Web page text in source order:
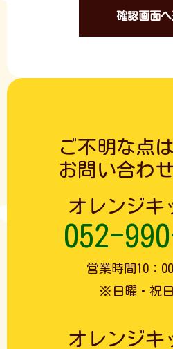
ご不明な点は
お問い合わせ
オレンジキ
052-
営業時間10：
※日曜・祝
オレンジキ